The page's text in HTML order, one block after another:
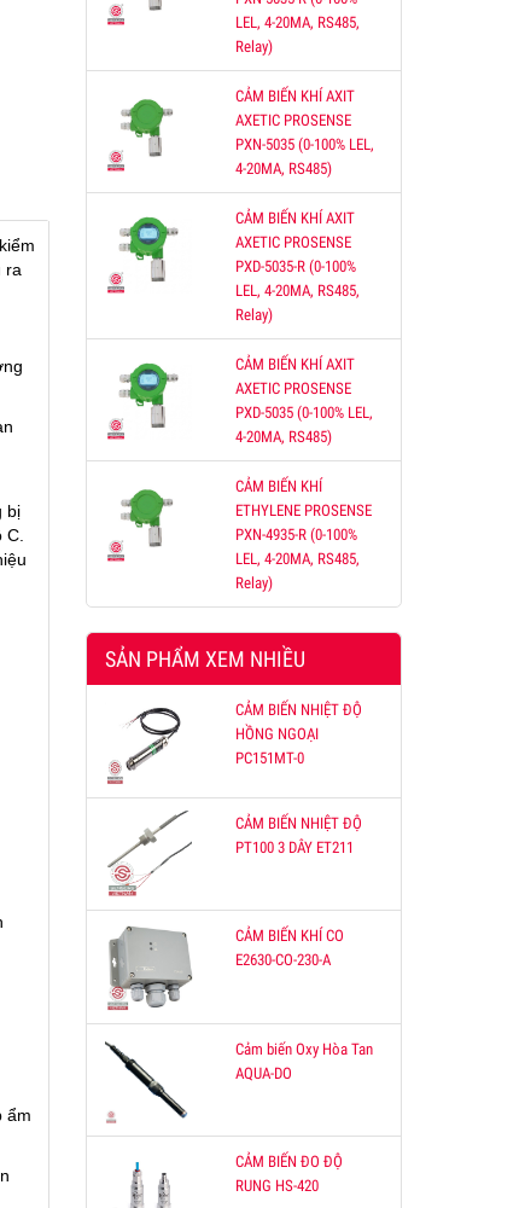
ra
bị
ẩm
LEL, 4-20MA, RS485,
Relay)
CẢM BIẾN KHÍ AXIT
AXETIC PROSENSE
PXN-5035 (0-100% LEL,
4-20MA, RS485)
CẢM BIẾN KHÍ AXIT
AXETIC PROSENSE
PXD-5035-R (0-100%
LEL, 4-20MA, RS485,
Relay)
CẢM BIẾN KHÍ AXIT
AXETIC PROSENSE
PXD-5035 (0-100% LEL,
4-20MA, RS485)
CẢM BIẾN KHÍ
ETHYLENE PROSENSE
PXN-4935-R (0-100%
LEL, 4-20MA, RS485,
Relay)
SẢN PHẨM XEM NHIỀU
CẢM BIẾN NHIỆT ĐỘ
HỒNG NGOẠI
PC151MT-0
CẢM BIẾN NHIỆT ĐỘ
PT100 3 DÂY ET211
CẢM BIẾN KHÍ CO
E2630-CO-230-A
Cảm biến Oxy Hòa Tan
AQUA-DO
CẢM BIẾN ĐO ĐỘ
RUNG HS-420